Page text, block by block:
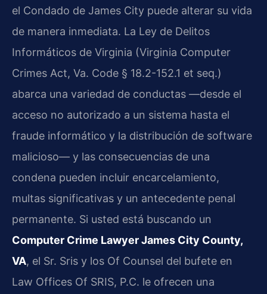
el Condado de James City puede alterar su vida
de manera inmediata. La Ley de Delitos
Informáticos de Virginia (Virginia Computer
Crimes Act, Va. Code § 18.2-152.1 et seq.)
abarca una variedad de conductas —desde el
acceso no autorizado a un sistema hasta el
fraude informático y la distribución de software
malicioso— y las consecuencias de una
condena pueden incluir encarcelamiento,
multas significativas y un antecedente penal
permanente. Si usted está buscando un
Computer Crime Lawyer James City County,
VA, el Sr. Sris y los Of Counsel del bufete en
Law Offices Of SRIS, P.C. le ofrecen una